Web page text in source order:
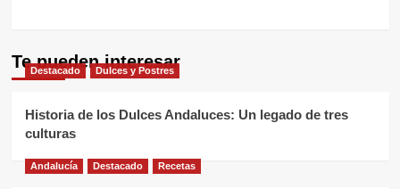
Te pueden interesar
Destacado Dulces y Postres
Historia de los Dulces Andaluces: Un legado de tres
culturas
Andalucía Destacado Recetas